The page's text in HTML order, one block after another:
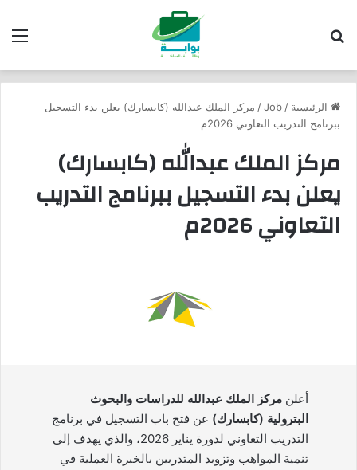
الرئيسية /
Job
/ مركز الملك عبدالله (كابسارك) يعلن بدء التسجيل
ببرنامج التدريب التعاوني 2026م
مركز الملك عبدالله (كابسارك)
يعلن بدء التسجيل ببرنامج التدريب
التعاوني 2026م
أعلن مركز الملك عبدالله للدراسات والبحوث
البترولية (كابسارك) عن فتح باب التسجيل في برنامج
التدريب التعاوني لدورة يناير 2026، والذي يهدف إلى
تنمية المواهب وتزويد المتدربين بالخبرة العملية في